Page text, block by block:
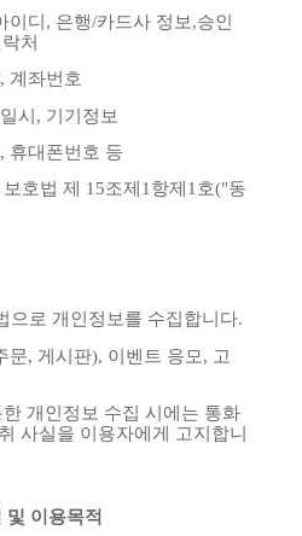
이디 , 은행/카드사 정보,승인
처
, 계좌번호
시, 기기정보
, 휴대폰번호 등
보호법 제 15조제 1 항제 1 호("동
으로 개인정보를 수집합니다.
문, 게시판), 이벤트 응모, 고
한 개인정보 수집 시에는 통화
사실을 이용자에게
고지합니
및 이용목적